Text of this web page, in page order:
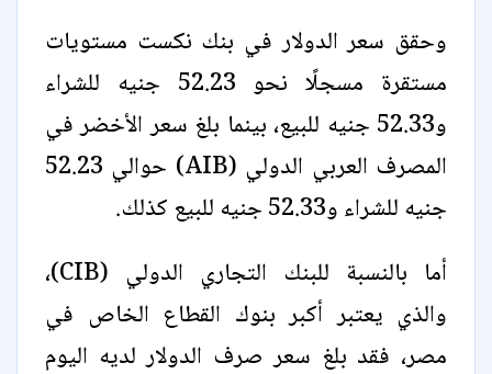
وحقق سعر الدولار في بنك نكست مستويات
مستقرة مسجلًا نحو 52.23 جنيه للشراء
و52.33 جنيه للبيع، بينما بلغ سعر الأخضر في
المصرف العربي الدولي (AIB) حوالي 52.23
جنيه للشراء و52.33 جنيه للبيع كذلك.
أما بالنسبة للبنك التجاري الدولي (CIB)،
والذي يعتبر أكبر بنوك القطاع الخاص في
مصر، فقد بلغ سعر صرف الدولار لديه اليوم